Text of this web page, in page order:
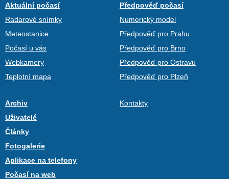
Aktuální počasí
Radarové snímky
Meteostanice
Počasí u vás
Webkamery
Teplotní mapa
Předpověď počasí
Numerický model
Předpověď pro Prahu
Předpověď pro Brno
Předpověď pro Ostravu
Předpověď pro Plzeň
Archiv
Uživatelé
Články
Fotogalerie
Aplikace na telefony
Počasí na web
Kontakty